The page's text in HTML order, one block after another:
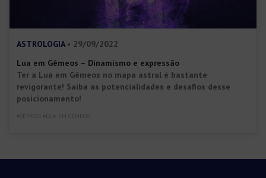
ASTROLOGIA • 29/09/2022
Lua em Gêmeos – Dinamismo e expressão
Ter a Lua em Gêmeos no mapa astral é bastante
revigorante! Saiba as potencialidades e desafios desse
posicionamento!